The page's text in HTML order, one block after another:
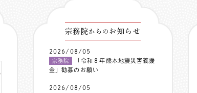
宗務院からの お知らせ
2026/08/05
宗務院
「令和８年熊本地震災害義援
金」勧募のお願い
2026/08/05